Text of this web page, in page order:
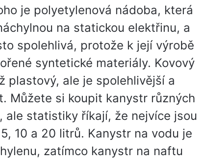
je polyetylenová nádoba, která
na statickou elektřinu, a
spolehlivá, protože k její výrobě
syntetické materiály. Kovový
plastový, ale je spolehlivější a
Můžete si koupit kanystr různých
ale statistiky říkají, že nejvíce jsou
10 a 20 litrů. Kanystr na vodu je
zatímco kanystr na naftu